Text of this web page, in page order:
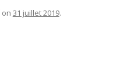
on 31 juillet 2019.